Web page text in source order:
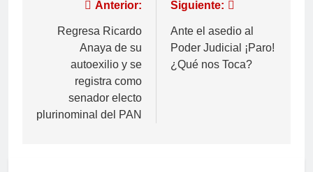
Anterior:
Regresa Ricardo
Anaya de su
autoexilio y se
registra como
senador electo
plurinominal del PAN
Siguiente:
Ante el asedio al
Poder Judicial ¡Paro!
¿Qué nos Toca?